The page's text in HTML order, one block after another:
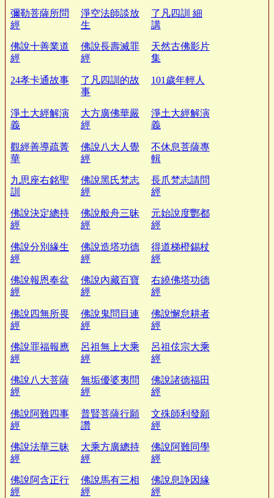
彌勒菩薩所問
經
淨空法師談放
生
了凡四訓 細
講
佛說十善業道
經
佛說長壽滅罪
經
天然古佛影片
集
24孝卡通故事
了凡四訓的故
事
101歲年輕人
淨土大經解演
義
大方廣佛華嚴
經
淨土大經解演
義
觀經善導疏菁
華
佛說八大人覺
經
不休息菩薩專
輯
九思座右銘聖
訓
佛說黑氏梵志
經
長爪梵志請問
經
佛說決定總持
經
佛說般舟三昧
經
元始說度酆都
經
佛說分別緣生
經
佛說造塔功德
經
得道梯橙錫杖
經
佛說報恩奉盆
經
佛說內藏百寶
經
右繞佛塔功德
經
佛說四無所畏
經
佛說鬼問目連
經
佛說懈怠耕者
經
佛說罪福報應
經
呂祖無上大乘
經
呂祖伭宗大乘
經
佛說八大菩薩
經
無垢優婆夷問
經
佛說諸德福田
經
佛說阿難四事
經
普賢菩薩行願
讚
文殊師利發願
經
佛說法華三昧
經
大乘方廣總持
經
佛說阿難同學
經
佛說阿含正行
經
佛說馬有三相
經
佛說息諍因緣
經